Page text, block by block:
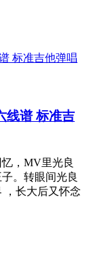
线谱 标准吉
，MV里光良
。转眼间光良
，长大后又怀念